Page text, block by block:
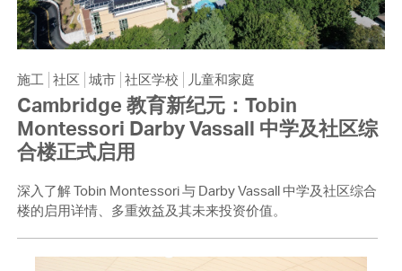
施工 社区 城市 社区学校 儿童和家庭
Cambridge 教育新纪元：Tobin
Montessori Darby Vassall 中学及社区综
合楼正式启用
深入了解 Tobin Montessori 与 Darby Vassall 中学及社区综合
楼的启用详情、多重效益及其未来投资价值。